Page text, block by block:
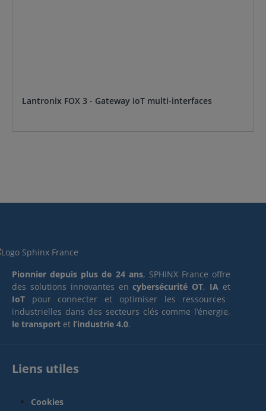
Lantronix FOX 3 - Gateway IoT multi-interfaces
Pionnier depuis plus de 24 ans, SPHINX France offre
des solutions innovantes encybersécurité OT, IA et
IoT pour connecter et optimiser les ressources
industrielles dans des secteurs clés comme l’énergie,
le transport et l’industrie 4.0.
Liens utiles
Cookies